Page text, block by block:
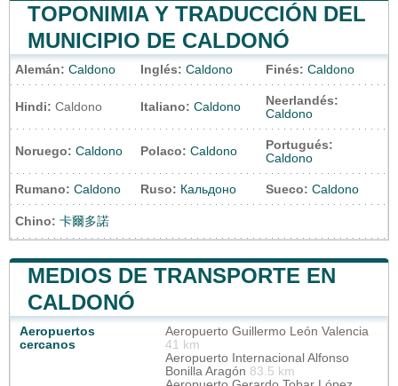
TOPONIMIA Y TRADUCCIÓN DEL
MUNICIPIO DE CALDONÓ
Alemán: Caldono Inglés: Caldono Finés: Caldono
Hindi: Caldono Italiano: Caldono
Neerlandés:
Caldono
Noruego: Caldono Polaco: Caldono
Portugués:
Caldono
Rumano: Caldono Ruso: Кальдоно Sueco: Caldono
Chino: 卡爾多諾
MEDIOS DE TRANSPORTE EN
CALDONÓ
Aeropuertos
cercanos
Aeropuerto Guillermo León Valencia
41 km
Aeropuerto Internacional Alfonso
Bonilla Aragón 83.5 km